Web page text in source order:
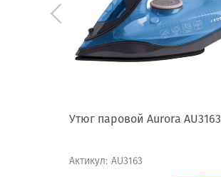
Утюг паровой Aurora AU3163
Актикул: AU3163